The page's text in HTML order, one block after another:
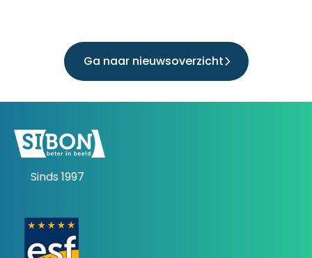
Ga naar nieuwsoverzicht
Sinds 1997